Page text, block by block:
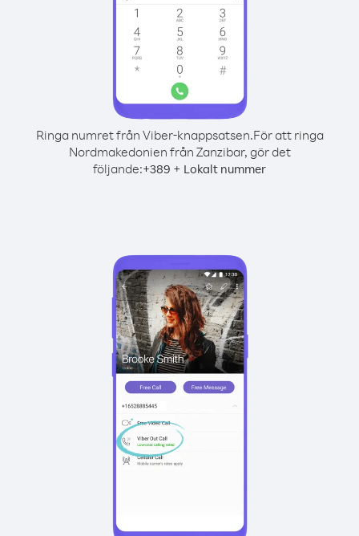
Ringa numret från Viber-knappsatsen.För att ringa
Nordmakedonien från Zanzibar, gör det
följande:+389 + Lokalt nummer